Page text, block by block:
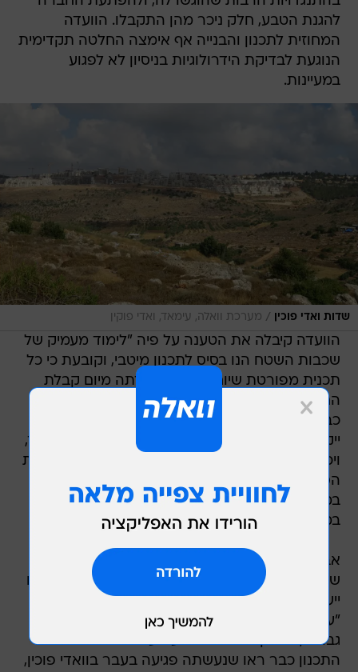
להגנת הטבע, חלק ניכר מהן התקבלו. הוועדה
המחוזית לתכנון והבנייה אף אימצה החלטה תקדימית
הנוגעת לבדיקת הידרולוגיות בניסיון לא לפגוע
במעיינות.
שדות ואדי פוכין / מערכת וואלה, עימאד, ואדי פוקין
הוועדה קיבלה את הטענה על פיה "לימוד מעמיק של
שכבות השטח הנו בסיס לתכנון מיטבי, וקובעת כי כל
תכנית מפורטת שיוחלט על הפקדתה מיום קבלת
החלטה זו והלאה, תחויב בביצוע סקר הידרולוגי
כבסיס לתכנון", אמרו ברשות הטבע. "גבולות הסקר
ייקבעו בתיאום עם נציג רשות המים ומתכננת המחוז,
ויכללו את תחום ההשפעה של אותה תכנית. מסקנות
הסקר יהוו את הבסיס לתכנון, ויבואו לכדי ביטוי
במסמכי התכנית", קבעה הוועדה בדיון על התוכנית
במרץ האחרון.
אברהם שקד הסביר כי ההחלטה תתוקן כך
שהבדיקות ייעשו לפני ההחלטה על הפקדה, שכן אם
ייעשו אחרי, זה כבר לא יהיה רלוונטי. שקד הוסיף כי
"על מרחב צור הדסה, שבו הרגישות ההידרולוגית
גבוהה, היה קל יותר להשפעה עד כה משום שגורמי
התכנון כבר ראו שנעשתה פגיעה בעבר בוואדי פוכין,